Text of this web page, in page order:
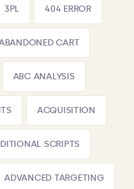
3PL 404 ERROR
CART
ABC ANALYSIS
ACQUISITION
SCRIPTS
ADVANCED TARGETING